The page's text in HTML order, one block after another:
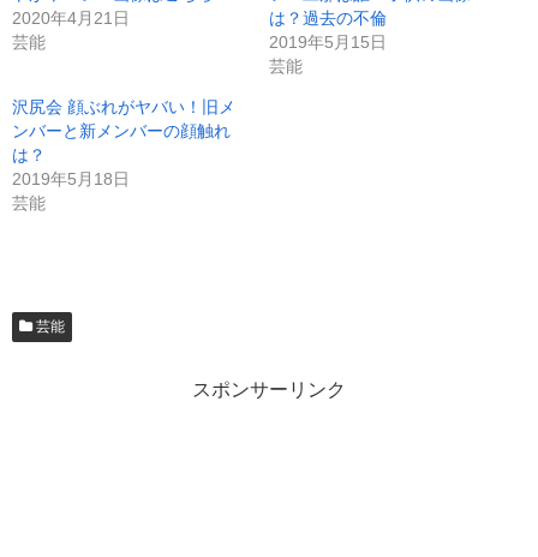
2020年4月21日
芸能
は？過去の不倫
2019年5月15日
芸能
沢尻会 顔ぶれがヤバい！旧メ
ンバーと新メンバーの顔触れ
は？
2019年5月18日
芸能
芸能
スポンサーリンク